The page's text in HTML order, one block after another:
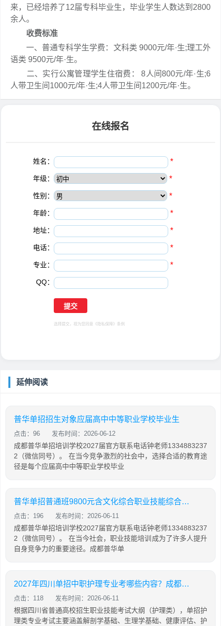
来，已经培养了12届专科毕业生，毕业学生人数达到2800
余人。
收费标准
一、普通专科学生学费：文科类 9000元/年·生;理工外
语类 9500元/年·生。
二、实行公寓管理学生住宿费： 8人间800元/年·生;6
人带卫生间1000元/年·生;4人带卫生间1200元/年·生。
在线报名
姓名： *
年级： *
性别： *
年龄： *
地址： *
电话： *
专业： *
QQ：
选择提交，视为您同意 《隐私保障》 条例
延伸阅读
普华单招招生对象应届高中中等职业学校毕业生
点击：96 发布时间：2026-06-12
成都普华单招培训学校2027届官方联系电话钟老师1334883237
2（微信同号）。 在当今竞争激烈的社会中，选择合适的教育途
径是每个应届高中中等职业学校毕业
普华单招普通班9800元含文化综合职业技能综合培训
点击：196 发布时间：2026-06-11
成都普华单招培训学校2027届官方联系电话钟老师1334883237
2（微信同号）。 在当今社会，职业技能培训成为了许多人提升
自身竞争力的重要途径。成都普华单
2027年四川单招中职护理专业考哪些内容？成都有哪些机构提供护理专业线下培训？
点击：118 发布时间：2026-06-11
根据四川省普通高校招生职业技能考试大纲（护理类），单招护
理类专业考试主要涵盖解剖学基础、生理学基础、健康评估、护